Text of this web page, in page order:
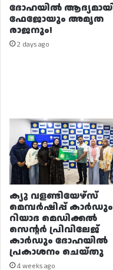
ദോഹയിൽ
ഫേജോയും അമൃത
രാജനും!
2 days ago
ക്യു വളണ്ടിയേഴ്‌സ്
മെമ്പർഷിപ്പ് കാർഡും
റിയാദ മെഡിക്കൽ
സെന്റർ പ്രിവിലേജ്
കാർഡും ദോഹയിൽ
പ്രകാശനം ചെയ്തു
4 weeks ago